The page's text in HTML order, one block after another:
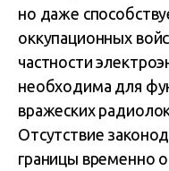
но даже
оккупационных
частности
необходима для
вражеских
Отсутствие
границы временно